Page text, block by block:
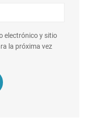
electrónico y sitio
la próxima vez